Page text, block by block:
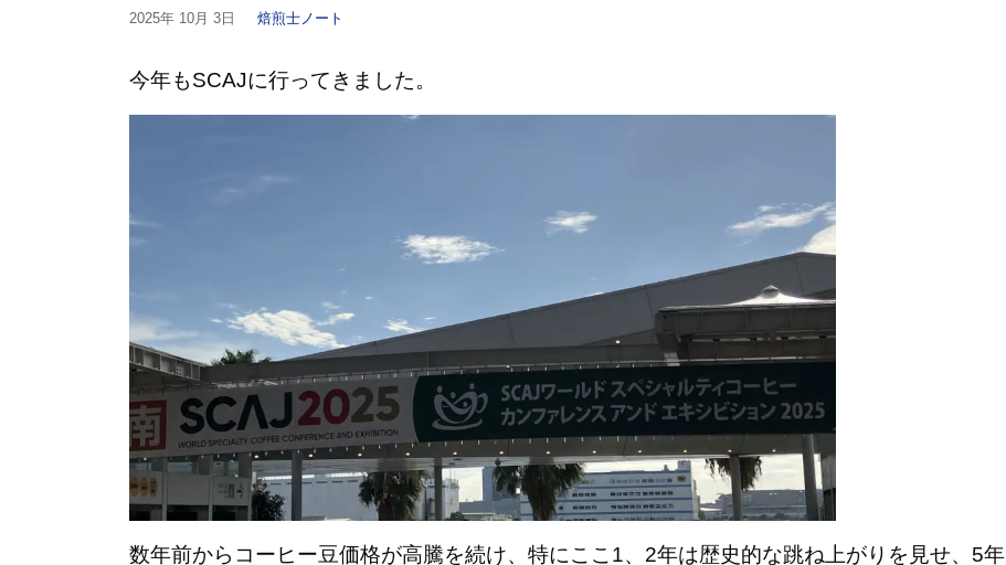
2025年 10月 3日 焙煎士ノート
今年もSCAJに行ってきました。
数年前からコーヒー豆価格が高騰を続け、特にここ1、2年は歴史的な跳ね上がりを見せ、5年